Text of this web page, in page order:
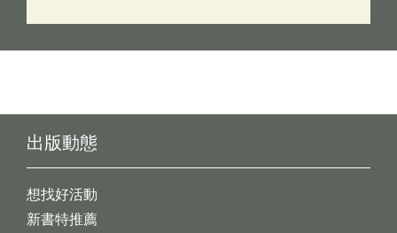
出版動態
想找好活動
新書特推薦